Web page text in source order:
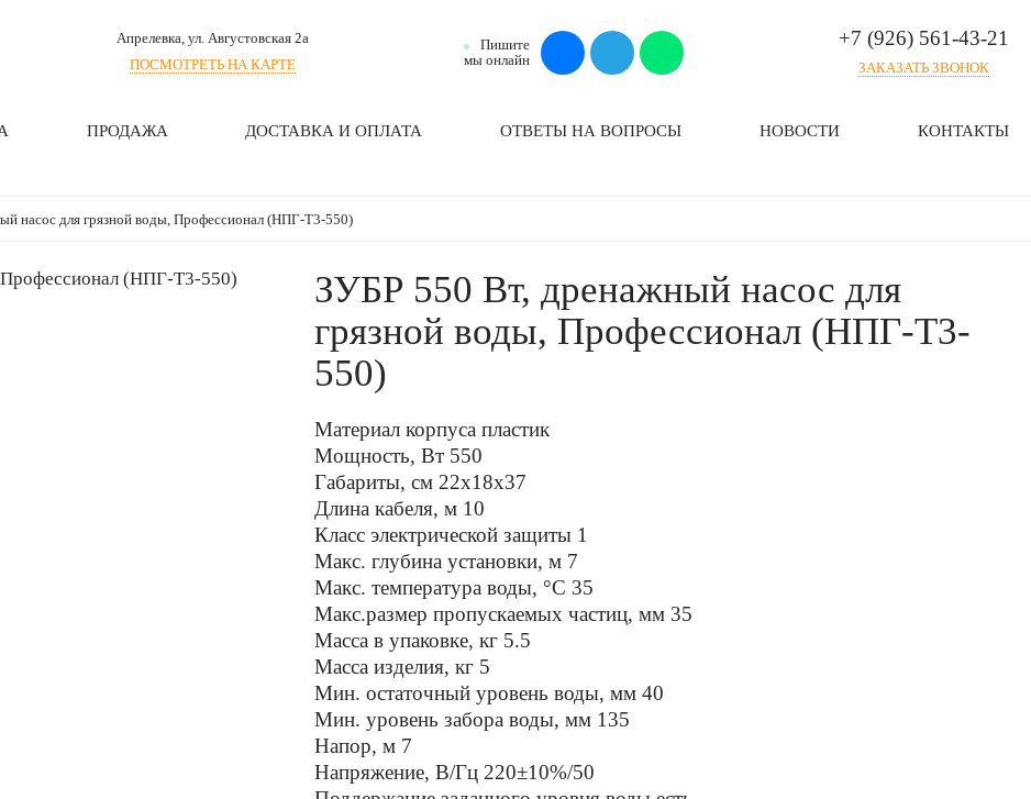
Апрелевка, ул. Августовская 2а
ПОСМОТРЕТЬ НА КАРТЕ
Пишите
мы онлайн
+7 (926) 561-43-21
ЗАКАЗАТЬ ЗВОНОК
ПРОДАЖА ДОСТАВКА И ОПЛАТА ОТВЕТЫ НА ВОПРОСЫ НОВОСТИ КОНТАКТЫ
насос для грязной воды, Профессионал (НПГ-Т3-550)
ЗУБР 550 Вт, дренажный насос для
грязной воды, Профессионал (НПГ-Т3-
550)
Материал корпуса пластик
Мощность, Вт 550
Габариты, см 22x18x37
Длина кабеля, м 10
Класс электрической защиты 1
Макс. глубина установки, м 7
Макс. температура воды, °C 35
Макс.размер пропускаемых частиц, мм 35
Масса в упаковке, кг 5.5
Масса изделия, кг 5
Мин. остаточный уровень воды, мм 40
Мин. уровень забора воды, мм 135
Напор, м 7
Напряжение, В/Гц 220±10%/50